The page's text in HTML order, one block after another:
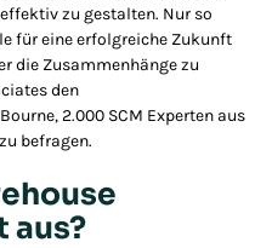
zu gestalten. Nur so
für eine erfolgreiche Zukunft
die Zusammenhänge zu
den
2.000 SCM Experten aus
befragen.
aus?